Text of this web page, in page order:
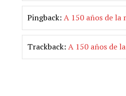
Pingback: A 150 años de
Trackback: A 150 años de